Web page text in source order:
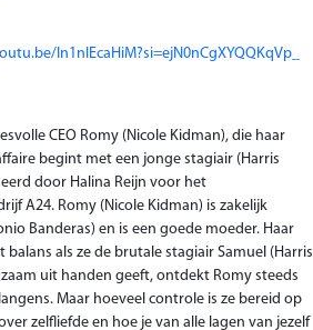
In1nlEcaHiM?si=ejN0nCgXYQQKqVp_
CEO Romy (Nicole Kidman), die haar
begint met een jonge stagiair (Harris
door Halina Reijn voor het
A24. Romy (Nicole Kidman) is zakelijk
Banderas) en is een goede moeder. Haar
als ze de brutale stagiair Samuel (Harris
uit handen geeft, ontdekt Romy steeds
Maar hoeveel controle is ze bereid op
zelfliefde en hoe je van alle lagen van jezelf